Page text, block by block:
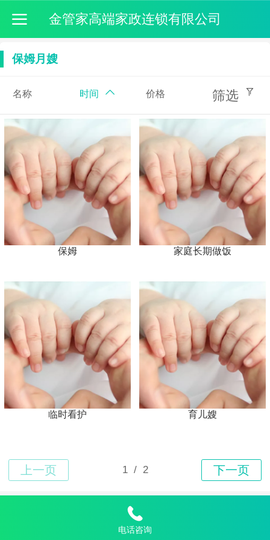
金管家高端家政连锁有限公司
保姆月嫂
名称 时间 价格 筛选
保姆 家庭长期做饭
临时看护 育儿嫂
电话咨询